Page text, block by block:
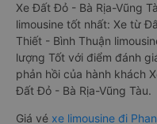
Xe Đất Đỏ - Bà Rịa-Vũng
limousine tốt nhất: Xe từ
Thiết - Bình Thuận
lượng Tốt với điểm đánh
phản hồi của hành khách
Đất Đỏ - Bà Rịa-Vũng Tàu.
Giá vé xe limousine đi